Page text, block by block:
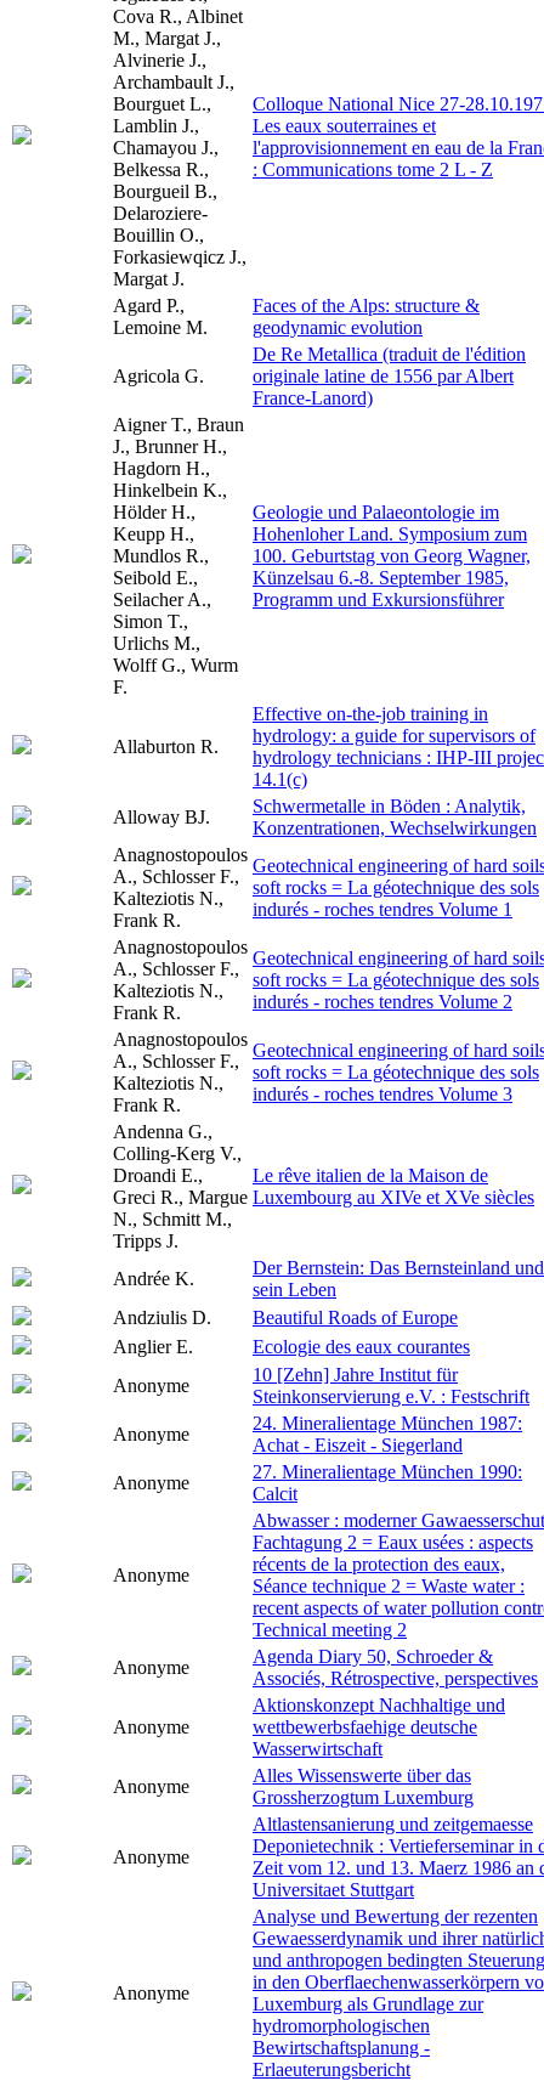
Cova R., Albinet
M., Margat J.,
Alvinerie J.,
Archambault J.,
Bourguet L.,
Lamblin J.,
Chamayou J.,
Belkessa R.,
Bourgueil B.,
Delaroziere-
Bouillin O.,
Forkasiewqicz J.,
Margat J.
Colloque National Nice 27-
Les eaux souterraines et
l'approvisionnement en eau de la
: Communications tome 2 L - Z
Agard P.,
Lemoine M.
Faces of the Alps: structure &
geodynamic evolution
Agricola G.
De Re Metallica (traduit de l'édition
originale latine de 1556 par Albert
France-Lanord)
Aigner T., Braun
J., Brunner H.,
Hagdorn H.,
Hinkelbein K.,
Hölder H.,
Keupp H.,
Mundlos R.,
Seibold E.,
Seilacher A.,
Simon T.,
Urlichs M.,
Wolff G., Wurm
F.
Geologie und Palaeontologie im
Hohenloher Land. Symposium zum
100. Geburtstag von Georg Wagner,
Künzelsau 6.-8. September 1985,
Programm und Exkursionsführer
Allaburton R.
Effective on-the-job training in
hydrology: a guide for supervisors of
hydrology technicians : IHP-III
14.1(c)
Alloway BJ.
Schwermetalle in Böden : Analytik,
Konzentrationen, Wechselwirkungen
Anagnostopoulos
A., Schlosser F.,
Kalteziotis N.,
Frank R.
Geotechnical engineering of hard
soft rocks = La géotechnique des sols
indurés - roches tendres Volume 1
Anagnostopoulos
A., Schlosser F.,
Kalteziotis N.,
Frank R.
Geotechnical engineering of hard
soft rocks = La géotechnique des sols
indurés - roches tendres Volume 2
Anagnostopoulos
A., Schlosser F.,
Kalteziotis N.,
Frank R.
Geotechnical engineering of hard
soft rocks = La géotechnique des sols
indurés - roches tendres Volume 3
Andenna G.,
Colling-Kerg V.,
Droandi E.,
Greci R., Margue
N., Schmitt M.,
Tripps J.
Le rêve italien de la Maison de
Luxembourg au XIVe et XVe siècles
Andrée K.
Der Bernstein: Das Bernsteinland und
sein Leben
Andziulis D.
Beautiful Roads of Europe
Anglier E.
Ecologie des eaux courantes
Anonyme
10 [Zehn] Jahre Institut für
Steinkonservierung e.V. : Festschrift
Anonyme
24. Mineralientage München 1987:
Achat - Eiszeit - Siegerland
Anonyme
27. Mineralientage München 1990:
Calcit
Anonyme
Abwasser : moderner
Fachtagung 2 = Eaux usées : aspects
récents de la protection des eaux,
Séance technique 2 = Waste water :
recent aspects of water pollution
Technical meeting 2
Anonyme
Agenda Diary 50, Schroeder &
Associés, Rétrospective, perspectives
Anonyme
Aktionskonzept Nachhaltige und
wettbewerbsfaehige deutsche
Wasserwirtschaft
Anonyme
Alles Wissenswerte über das
Grossherzogtum Luxemburg
Anonyme
Altlastensanierung und zeitgemaesse
Deponietechnik : Vertieferseminar in
Zeit vom 12. und 13. Maerz 1986 an
Universitaet Stuttgart
Anonyme
Analyse und Bewertung der rezenten
Gewaesserdynamik und ihrer
und anthropogen bedingten Steuerung
in den Oberflaechenwasserkörpern
Luxemburg als Grundlage zur
hydromorphologischen
Bewirtschaftsplanung -
Erlaeuterungsbericht